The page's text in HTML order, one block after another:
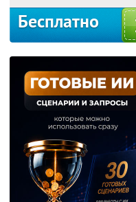
Бесплатно